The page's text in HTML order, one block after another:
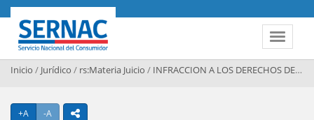
Contenido principal
Toggle
SERNAC
Inicio / Jurídico / rs:Materia Juicio / INFRACCION A LOS DERECHOS DEL CONSUMIDOR
+A Agrandar texto
-A Achicar textoicono compartir